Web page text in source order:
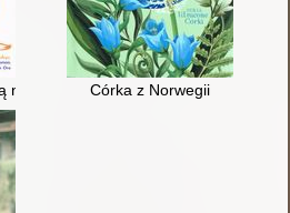
na południeCórka z Norwegii